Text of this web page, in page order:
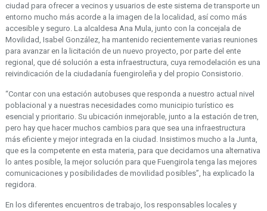
ciudad para ofrecer a vecinos y usuarios de este sistema de transporte un
entorno mucho más acorde a la imagen de la localidad, así como más
accesible y seguro. La alcaldesa Ana Mula, junto con la concejala de
Movilidad, Isabel González, ha mantenido recientemente varias reuniones
para avanzar en la licitación de un nuevo proyecto, por parte del ente
regional, que dé solución a esta infraestructura, cuya remodelación es una
reivindicación de la ciudadanía fuengiroleña y del propio Consistorio.
“Contar con una estación autobuses que responda a nuestro actual nivel
poblacional y a nuestras necesidades como municipio turístico es
esencial y prioritario. Su ubicación inmejorable, junto a la estación de tren,
pero hay que hacer muchos cambios para que sea una infraestructura
más eficiente y mejor integrada en la ciudad. Insistimos mucho a la Junta,
que es la competente en esta materia, para que decidamos una alternativa
lo antes posible, la mejor solución para que Fuengirola tenga las mejores
comunicaciones y posibilidades de movilidad posibles”, ha explicado la
regidora.
En los diferentes encuentros de trabajo, los responsables locales y